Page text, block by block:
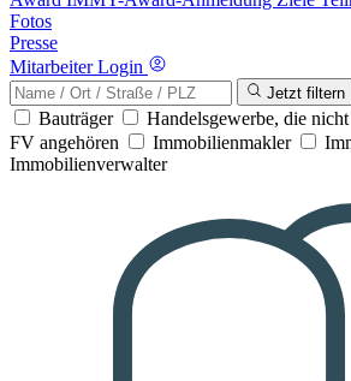
Fotos
Presse
Mitarbeiter Login
Jetzt filtern
Bauträger
Handelsgewerbe, die
FV angehören
Immobilienmakler
Immobilienverwalter